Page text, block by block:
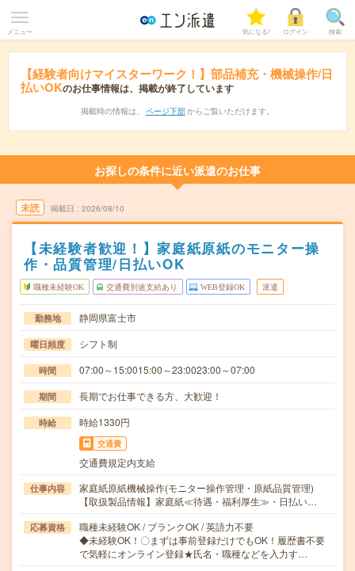
メニュー 気になる! ログイン 検索
【経験者向けマイスターワーク！】部品補充・機械操作/日
払いOKのお仕事情報は、掲載が終了しています
掲載時の情報は、 ページ下部 からご覧いただけます。
お探しの条件に近い派遣のお仕事
未読 掲載日 2026/08/10
【未経験者歓迎！】家庭紙原紙のモニター操
作・品質管理/日払いOK
職種未経験OK 交通費別途支給あり WEB登録OK 派遣
勤務地 静岡県富士市
曜日頻度 シフト制
時間 07:00～15:0015:00～23:0023:00～07:00
期間 長期でお仕事できる方、大歓迎！
時給 時給1330円
交通費
交通費規定内支給
仕事内容
家庭紙原紙機械操作(モニター操作管理・原紙品質管理)
【取扱製品情報】家庭紙≪待遇・福利厚生≫・日払い…
応募資格
職種未経験OK / ブランクOK / 英語力不要
◆未経験OK！〇まずは事前登録だけでもOK！履歴書不要
で気軽にオンライン登録★氏名・職種などを入力す…